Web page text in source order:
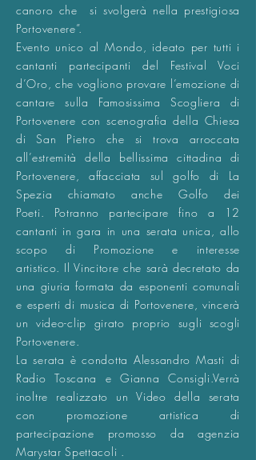
canoro che si svolgerà nella prestigiosa
Portovenere”.
Evento unico al Mondo, ideato per tutti i
cantanti partecipanti del Festival Voci
d’Oro, che vogliono provare l’emozione di
cantare sulla Famosissima Scogliera di
Portovenere con scenografia della Chiesa
di San Pietro che si trova arroccata
all’estremità della bellissima cittadina di
Portovenere, affacciata sul golfo di La
Spezia chiamato anche Golfo dei
Poeti. Potranno partecipare fino a 12
cantanti in gara in una serata unica, allo
scopo di Promozione e interesse
artistico. Il Vincitore che sarà decretato da
una giuria formata da esponenti comunali
e esperti di musica di Portovenere, vincerà
un video-clip girato proprio sugli scogli
Portovenere.
La serata è condotta Alessandro Masti di
Radio Toscana e Gianna Consigli.Verrà
inoltre realizzato un Video della serata
con promozione artistica di
partecipazione promosso da agenzia
Marystar Spettacoli .